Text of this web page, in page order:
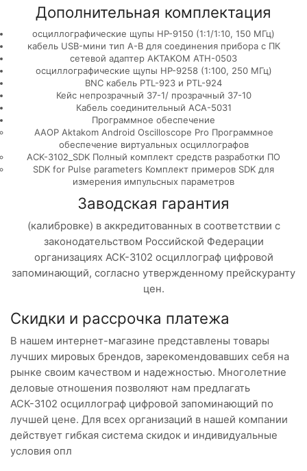
Дополнительная комплектация
осциллографические щупы HP-9150 (1:1/1:10, 150 МГц)
кабель USB-мини тип А-B для соединения прибора с ПК
сетевой адаптер AKTAKOM ATH-0503
осциллографические щупы HP-9258 (1:100, 250 МГц)
BNC кабель PTL-923 и PTL-924
Кейс непрозрачный 37-1/ прозрачный 37-10
Кабель соединительный АСА-5031
Программное обеспечение
AAOP Aktakom Android Oscilloscope Pro Программное
обеспечение виртуальных осциллографов
ACK-3102_SDK Полный комплект средств разработки ПО
SDK for Pulse parameters Комплект примеров SDK для
измерения импульсных параметров
Заводская гарантия
(калибровке) в аккредитованных в соответствии с
законодательством Российской Федерации
организациях АСК-3102 осциллограф цифровой
запоминающий, согласно утвержденному прейскуранту
цен.
Скидки и рассрочка платежа
В нашем интернет-магазине представлены товары
лучших мировых брендов, зарекомендовавших себя на
рынке своим качеством и надежностью. Многолетние
деловые отношения позволяют нам предлагать
АСК-3102 осциллограф цифровой запоминающий по
лучшей цене. Для всех организаций в нашей компании
действует гибкая система скидок и индивидуальные
условия опл